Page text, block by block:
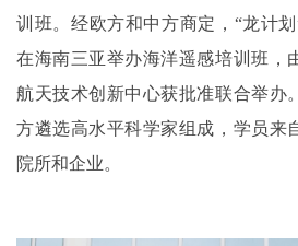
训班。经欧方和中方商定，“龙计划
在海南三亚举办海洋遥感培训班，
航天技术创新中心获批准联合举办
方遴选高水平科学家组成，学员来
院所和企业。